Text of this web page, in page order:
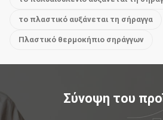
το πλαστικό αυξάνεται τη σήραγγα
Πλαστικό θερμοκήπιο σηράγγων
Σύνοψη του